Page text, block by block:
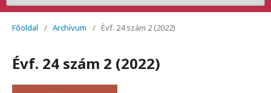
Főoldal / Archívum / Évf. 24 szám 2 (2022)
Évf. 24 szám 2 (2022)